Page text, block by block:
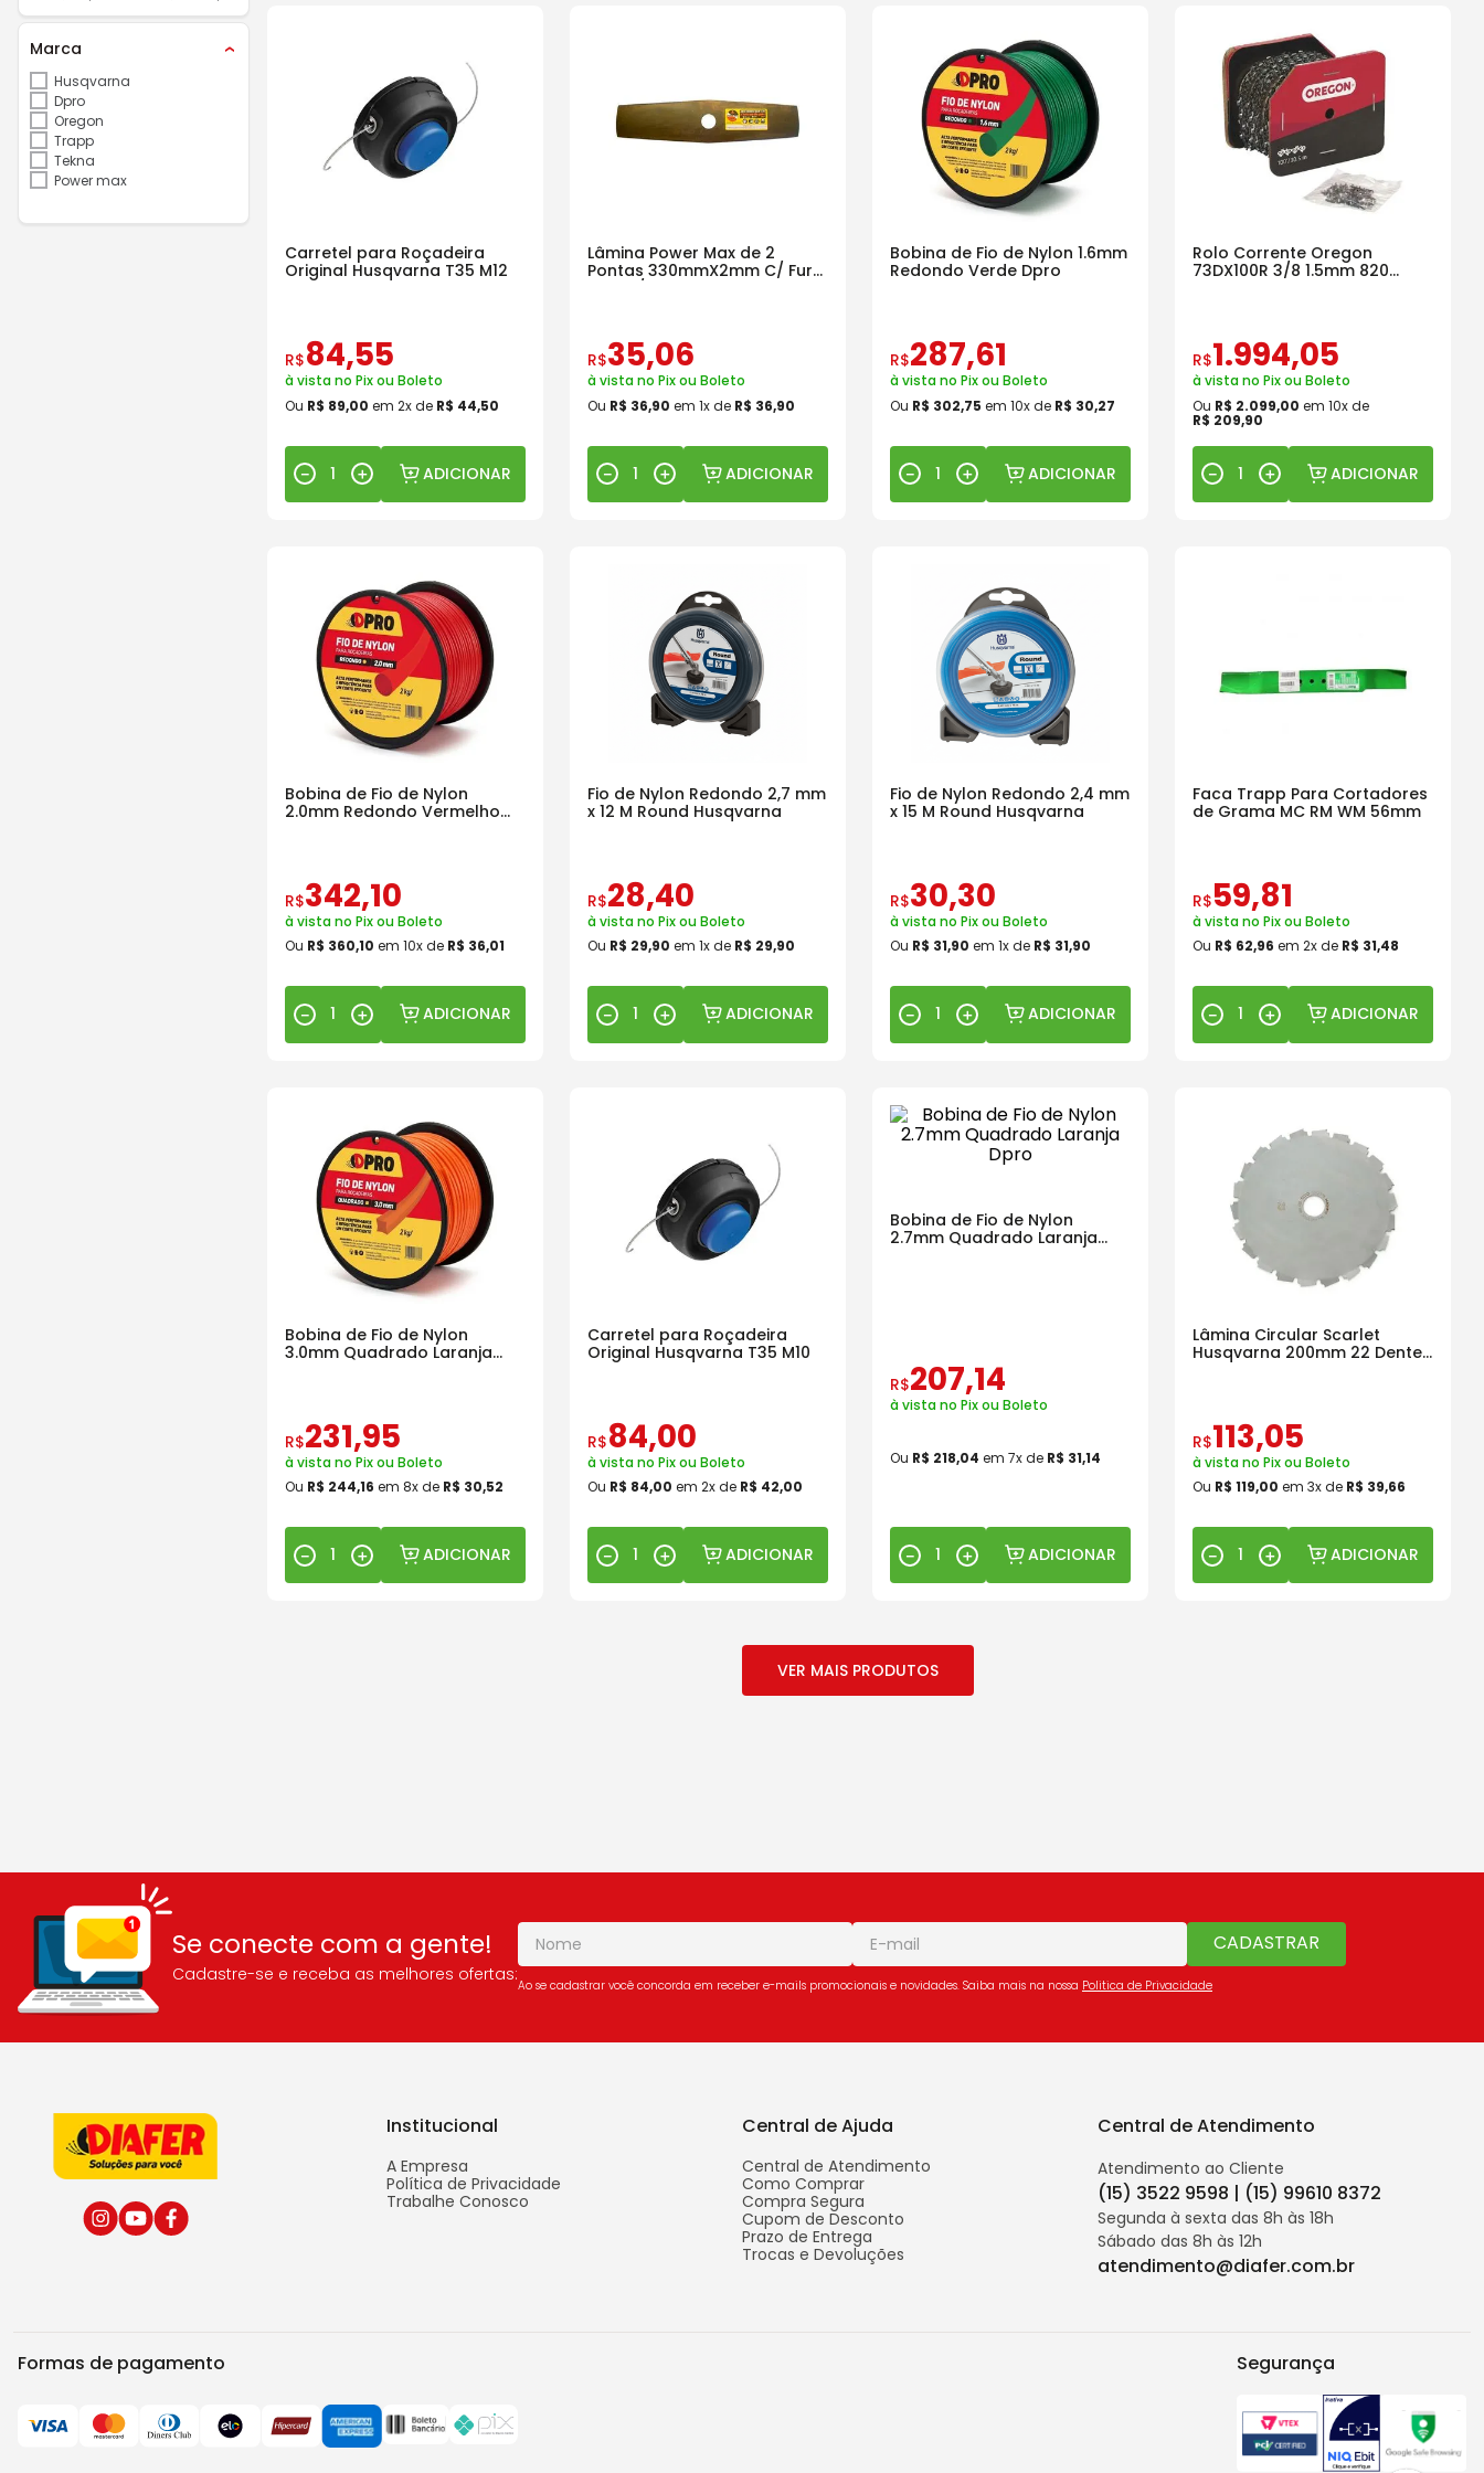
Marca
Husqvarna
Dpro
Oregon
Trapp
Tekna
Power max
Carretel para Roçadeira
Original Husqvarna T35 M12
R$84,55
à vista no Pix ou Boleto
Ou R$ 89,00 em 2x de R$ 44,50
＋
－ ADICIONAR
Lâmina Power Max de 2
Pontas 330mmX2mm C/ Furo
R$35,06
à vista no Pix ou Boleto
Ou R$ 36,90 em 1x de R$ 36,90
＋
－ ADICIONAR
Bobina de Fio de Nylon 1.6mm
Redondo Verde Dpro
R$287,61
à vista no Pix ou Boleto
Ou R$ 302,75 em 10x de R$ 30,27
＋
－ ADICIONAR
Rolo Corrente Oregon
73DX100R 3/8 1.5mm 820
R$1.994,05
à vista no Pix ou Boleto
Ou R$ 2.099,00 em 10x de
R$ 209,90
＋
－ ADICIONAR
Bobina de Fio de Nylon
2.0mm Redondo Vermelho
R$342,10
à vista no Pix ou Boleto
Ou R$ 360,10 em 10x de R$ 36,01
＋
－ ADICIONAR
Fio de Nylon Redondo 2,7 mm
x 12 M Round Husqvarna
R$28,40
à vista no Pix ou Boleto
Ou R$ 29,90 em 1x de R$ 29,90
＋
－ ADICIONAR
Fio de Nylon Redondo 2,4 mm
x 15 M Round Husqvarna
R$30,30
à vista no Pix ou Boleto
Ou R$ 31,90 em 1x de R$ 31,90
＋
－ ADICIONAR
Faca Trapp Para Cortadores
de Grama MC RM WM 56mm
R$59,81
à vista no Pix ou Boleto
Ou R$ 62,96 em 2x de R$ 31,48
＋
－ ADICIONAR
Bobina de Fio de Nylon
3.0mm Quadrado Laranja
R$231,95
à vista no Pix ou Boleto
Ou R$ 244,16 em 8x de R$ 30,52
＋
－ ADICIONAR
Carretel para Roçadeira
Original Husqvarna T35 M10
R$84,00
à vista no Pix ou Boleto
Ou R$ 84,00 em 2x de R$ 42,00
＋
－ ADICIONAR
Bobina de Fio de Nylon
2.7mm Quadrado Laranja
R$207,14
à vista no Pix ou Boleto
Ou R$ 218,04 em 7x de R$ 31,14
＋
－ ADICIONAR
Lâmina Circular Scarlet
Husqvarna 200mm 22 Dentes
Furo 1 Pol
R$113,05
à vista no Pix ou Boleto
Ou R$ 119,00 em 3x de R$ 39,66
＋
－ ADICIONAR
Se conecte com a gente!
Cadastre-se e receba as melhores ofertas:
CADASTRAR
Ao se cadastrar você concorda em receber e-mails promocionais e novidades. Saiba mais na nossa Politica de Privacidade
Institucional
A Empresa
Política de Privacidade
Trabalhe Conosco
Central de Ajuda
Central de Atendimento
Como Comprar
Compra Segura
Cupom de Desconto
Prazo de Entrega
Trocas e Devoluções
Central de Atendimento
Atendimento ao Cliente
(15) 3522 9598 | (15) 99610 8372
Segunda à sexta das 8h às 18h
Sábado das 8h às 12h
atendimento@diafer.com.br
Formas de pagamento Segurança